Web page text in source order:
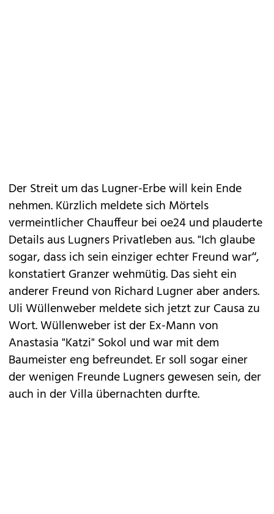
Der Streit um das Lugner-Erbe will kein Ende
nehmen. Kürzlich meldete sich Mörtels
vermeintlicher Chauffeur bei oe24 und plauderte
Details aus Lugners Privatleben aus. "Ich glaube
sogar, dass ich sein einziger echter Freund war“,
konstatiert Granzer wehmütig. Das sieht ein
anderer Freund von Richard Lugner aber anders.
Uli Wüllenweber meldete sich jetzt zur Causa zu
Wort. Wüllenweber ist der Ex-Mann von
Anastasia "Katzi" Sokol und war mit dem
Baumeister eng befreundet. Er soll sogar einer
der wenigen Freunde Lugners gewesen sein, der
auch in der Villa übernachten durfte.